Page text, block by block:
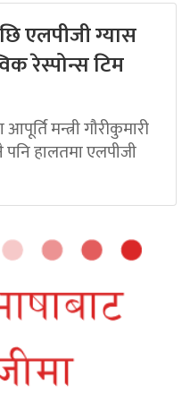
एलपीजी ग्यास
रेस्पोन्स टिम
मन्त्री गौरीकुमारी
हालतमा एलपीजी